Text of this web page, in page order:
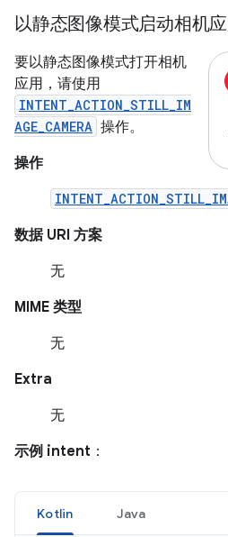
以静态图像模式启动相机
要以静态图像模式打开相机
应用，请使用
INTENT_ACTION_STILL_IM
AGE_CAMERA 操作。
操作
数据 URI 方案
无
MIME 类型
无
Extra
无
示例 intent ：
Kotlin Java